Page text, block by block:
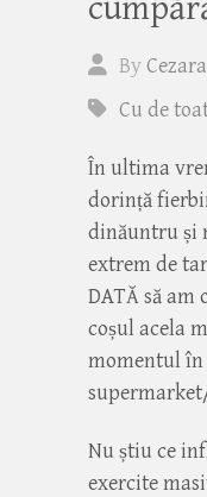
ByCezara
Cu de
În ultima
dorință
dinăuntru și
extrem de
DATĂ să am
coșul acela
momentul în
Nu știu ce
exercite